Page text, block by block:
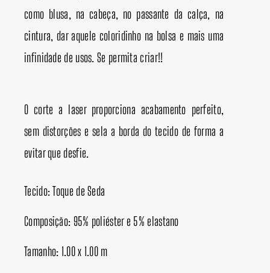
como blusa, na cabeça, no passante da calça, na
cintura, dar aquele coloridinho na bolsa e mais uma
infinidade de usos. Se permita criar!!
O corte a laser proporciona acabamento perfeito,
sem distorções e sela a borda do tecido de forma a
evitar que desfie.
Tecido: Toque de Seda
Composição: 95% poliéster e 5% elastano
Tamanho: 1.00 x 1.00 m